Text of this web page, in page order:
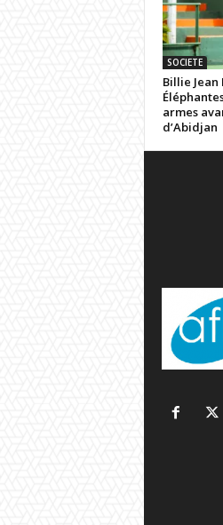
SOCIETE
Billie Jean
armes
d’Abidjan